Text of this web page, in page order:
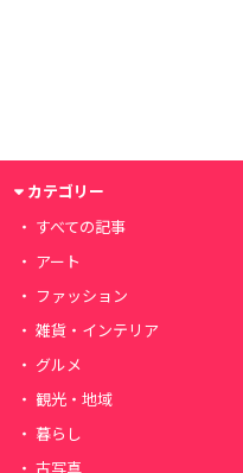
カテゴリー
すべての記事
アート
ファッション
雑貨・インテリア
グルメ
観光・地域
暮らし
古写真